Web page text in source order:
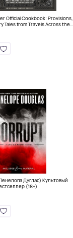
Official Cookbook: Provisions,
Tales from Travels Across the
Дуглас) Культовый
(18+)